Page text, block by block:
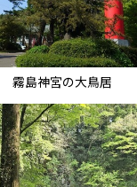
霧島神宮の大鳥居